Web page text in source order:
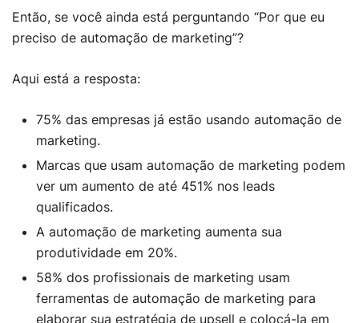
Então, se você ainda está perguntando “Por que eu
preciso de automação de marketing”?
Aqui está a resposta:
75% das empresas já estão usando automação de
marketing.
Marcas que usam automação de marketing podem
ver um aumento de até 451% nos leads
qualificados.
A automação de marketing aumenta sua
produtividade em 20%.
58% dos profissionais de marketing usam
ferramentas de automação de marketing para
elaborar sua estratégia de upsell e colocá-la em